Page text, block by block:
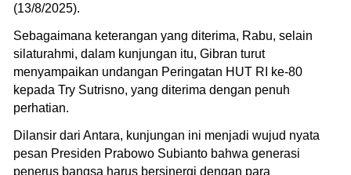
(13/8/2025).
Sebagaimana keterangan yang diterima, Rabu, selain
silaturahmi, dalam kunjungan itu, Gibran turut
menyampaikan undangan Peringatan HUT RI ke-80
kepada Try Sutrisno, yang diterima dengan penuh
perhatian.
Dilansir dari Antara, kunjungan ini menjadi wujud nyata
pesan Presiden Prabowo Subianto bahwa generasi
penerus bangsa harus bersinergi dengan para